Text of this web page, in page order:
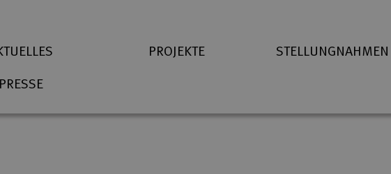
PROJEKTE STELLUNGNAHMEN
PRESSE